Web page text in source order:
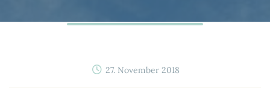
27. November 2018